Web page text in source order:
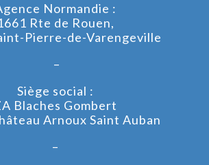
Normandie :
Rte de Rouen,
Pierre-de-Varengeville
–
Siège social :
Blaches Gombert
Arnoux Saint Auban
–